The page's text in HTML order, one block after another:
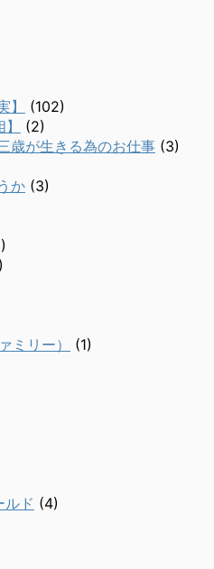
】
(102)
(2)
歳が生きる為のお仕事 (3)
か (3)
ミリー）
(1)
ルド (4)